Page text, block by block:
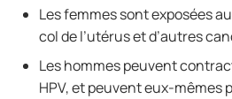
Les femmes sont exposées
col de l’utérus et d’autres
Les hommes peuvent
HPV, et peuvent eux-mêmes